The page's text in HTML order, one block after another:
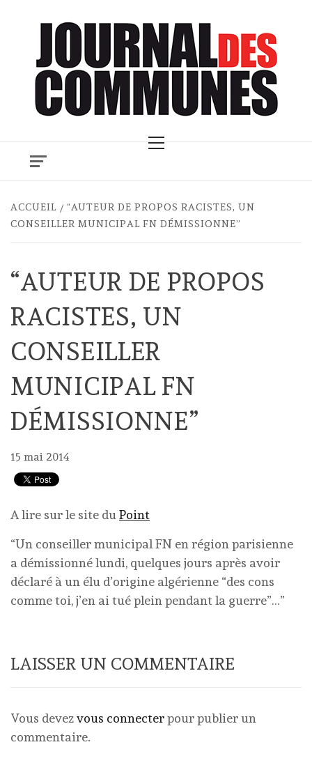
Menu
ACCUEIL
“AUTEUR DE PROPOS RACISTES, UN
CONSEILLER MUNICIPAL FN DÉMISSIONNE”
“AUTEUR DE PROPOS
RACISTES, UN
CONSEILLER
MUNICIPAL FN
DÉMISSIONNE”
15 mai 2014
A lire sur le site du Point
“Un conseiller municipal FN en région parisienne
a démissionné lundi, quelques jours après avoir
déclaré à un élu d’origine algérienne “des cons
comme toi, j’en ai tué plein pendant la guerre”…”
LAISSER UN COMMENTAIRE
Vous devezvous connecterpour publier un
commentaire.